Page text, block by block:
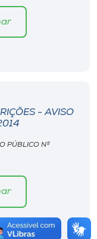
- AVISO
PÚBLICO Nº